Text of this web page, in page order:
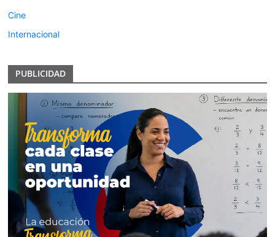
Cine
Internacional
PUBLICIDAD